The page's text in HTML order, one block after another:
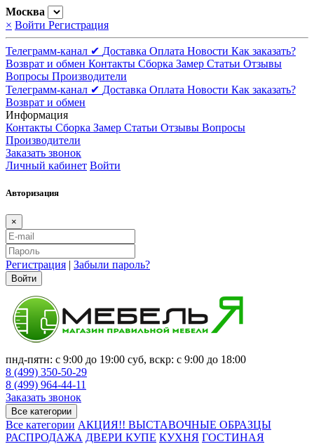
Москва
× Войти Регистрация
Телеграмм-канал ✔ Доставка Оплата Новости Как заказать?
Возврат и обмен Контакты Сборка Замер Статьи Отзывы
Вопросы Производители
Телеграмм-канал ✔ Доставка Оплата Новости Как заказать?
Возврат и обмен
Информация
Контакты Сборка Замер Статьи Отзывы Вопросы
Производители
Заказать звонок
Личный кабинет Войти
Авторизация
×
Регистрация | Забыли пароль?
Войти
пнд-пятн: с 9:00 до 19:00 суб, вскр: с 9:00 до 18:00
8 (499) 350-50-29
8 (499) 964-44-11
Заказать звонок
Все категории
Все категории АКЦИЯ!! ВЫСТАВОЧНЫЕ ОБРАЗЦЫ
РАСПРОДАЖА ДВЕРИ КУПЕ КУХНЯ ГОСТИНАЯ